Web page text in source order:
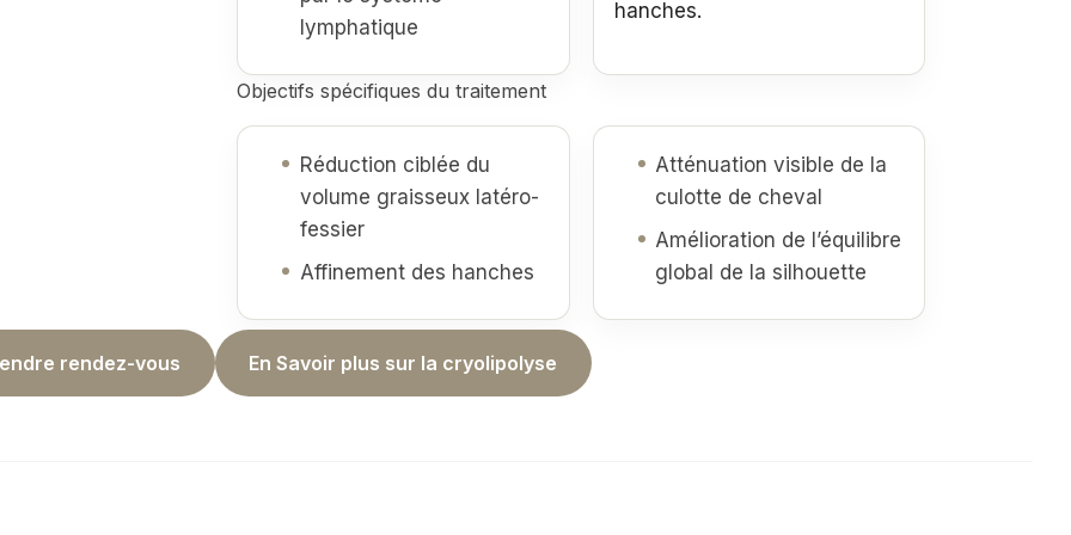
lymphatique
hanches.
Objectifs spécifiques du traitement
Réduction ciblée du
volume graisseux latéro-
fessier
Affinement des hanches
Atténuation visible de la
culotte de cheval
Amélioration de l’équilibre
global de la silhouette
rendez-vous En Savoir plus sur la cryolipolyse